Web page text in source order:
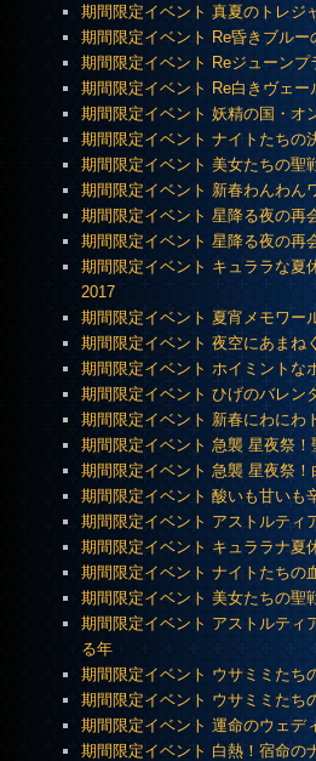
期間限定イベント 真夏のトレジ
期間限定イベント Re昏きブルー
期間限定イベント Reジューンプ
期間限定イベント Re白きヴェー
期間限定イベント 妖精の国・オ
期間限定イベント ナイトたちの
期間限定イベント 美女たちの聖
期間限定イベント 新春わんわん
期間限定イベント 星降る夜の再
期間限定イベント 星降る夜の再
期間限定イベント キュララな夏
2017
期間限定イベント 夏宵メモワー
期間限定イベント 夜空にあまね
期間限定イベント ホイミントな
期間限定イベント ひげのバレン
期間限定イベント 新春にわにわ
期間限定イベント 急襲 星夜祭！
期間限定イベント 急襲 星夜祭
期間限定イベント 酸いも甘いも
期間限定イベント アストルティ
期間限定イベント キュララナ夏
期間限定イベント ナイトたちの
期間限定イベント 美女たちの聖
期間限定イベント アストルティ
る年
期間限定イベント ウサミミたち
期間限定イベント ウサミミたち
期間限定イベント 運命のウェデ
期間限定イベント 白熱！宿命の